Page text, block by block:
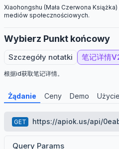
> twitter(X) API
> Dianping Notes Data API
Xiaohongshu (Mała Czerwona
mediów społecznościowych.
Wybierz Punkt końcowy
Szczegóły notatki 笔记详情
根据id获取笔记详情。
Żądanie Ceny Demo Użycie
GET https://apiok.us/api/
Query Params